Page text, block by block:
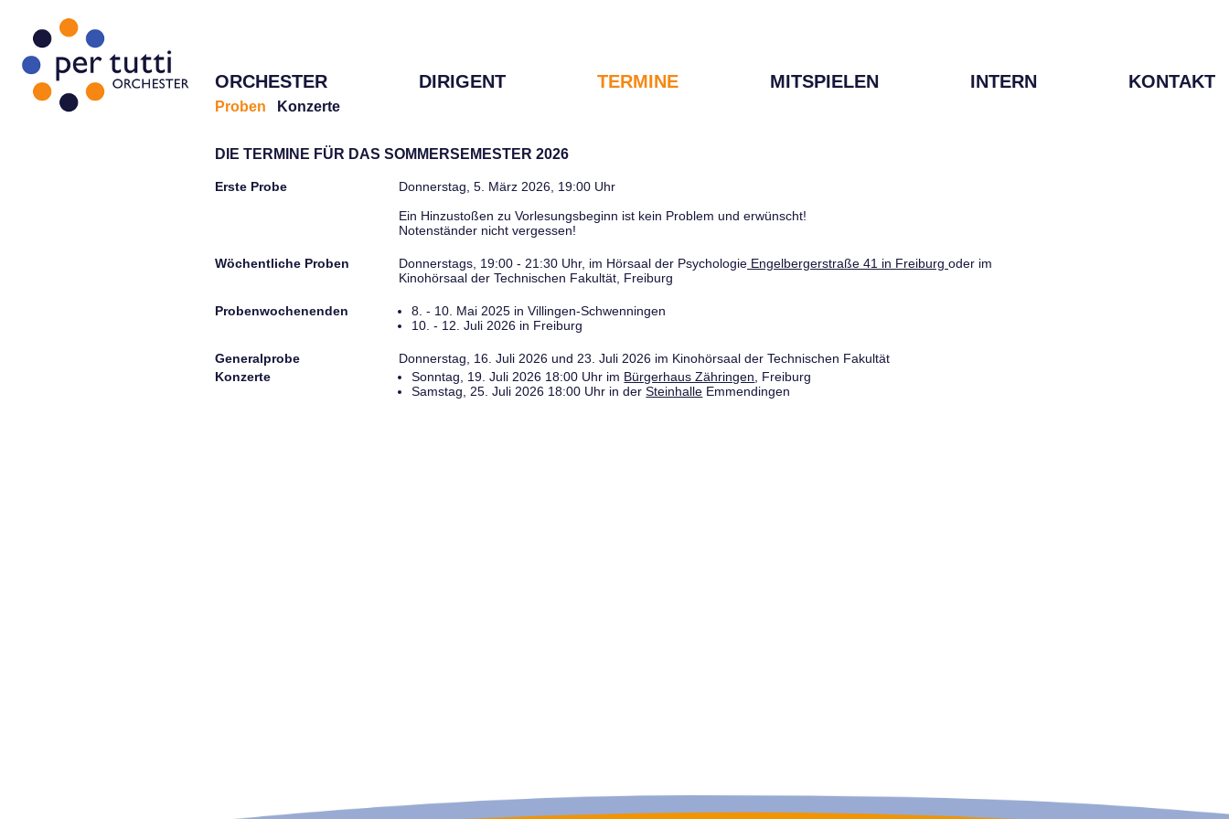
ORCHESTER DIRIGENT TERMINE MITSPIELEN INTERN KONTAKT
Proben Konzerte
DIE TERMINE FÜR DAS SOMMERSEMESTER 2026
Erste Probe
Donnerstag, 5. März 2026, 19:00 Uhr
Ein Hinzustoßen zu Vorlesungsbeginn ist kein Problem und erwünscht!
Notenständer nicht vergessen!
Wöchentliche Proben Donnerstags, 19:00 - 21:30 Uhr, im Hörsaal der Psychologie Engelbergerstraße 41 in Freiburg oder im
Kinohörsaal der Technischen Fakultät, Freiburg
Probenwochenenden
8. - 10. Mai 2025 in Villingen-Schwenningen
10. - 12. Juli 2026 in Freiburg
Generalprobe
Donnerstag, 16. Juli 2026 und 23. Juli 2026 im Kinohörsaal der Technischen Fakultät
Konzerte
Sonntag, 19. Juli 2026 18:00 Uhr im Bürgerhaus Zähringen , Freiburg
Samstag, 25. Juli 2026 18:00 Uhr in derSteinhalle Emmendingen